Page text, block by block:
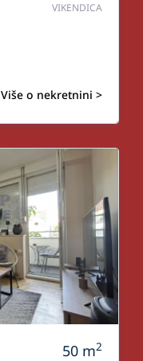
VIKENDICA
Više o nekretnini >
50 m2